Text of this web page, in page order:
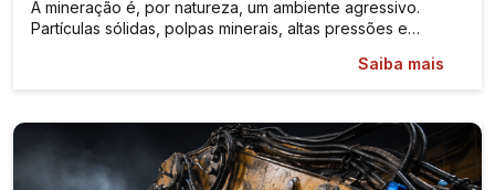
A mineração é, por natureza, um ambiente agressivo.
Partículas sólidas, polpas minerais, altas pressões e…
Saiba mais